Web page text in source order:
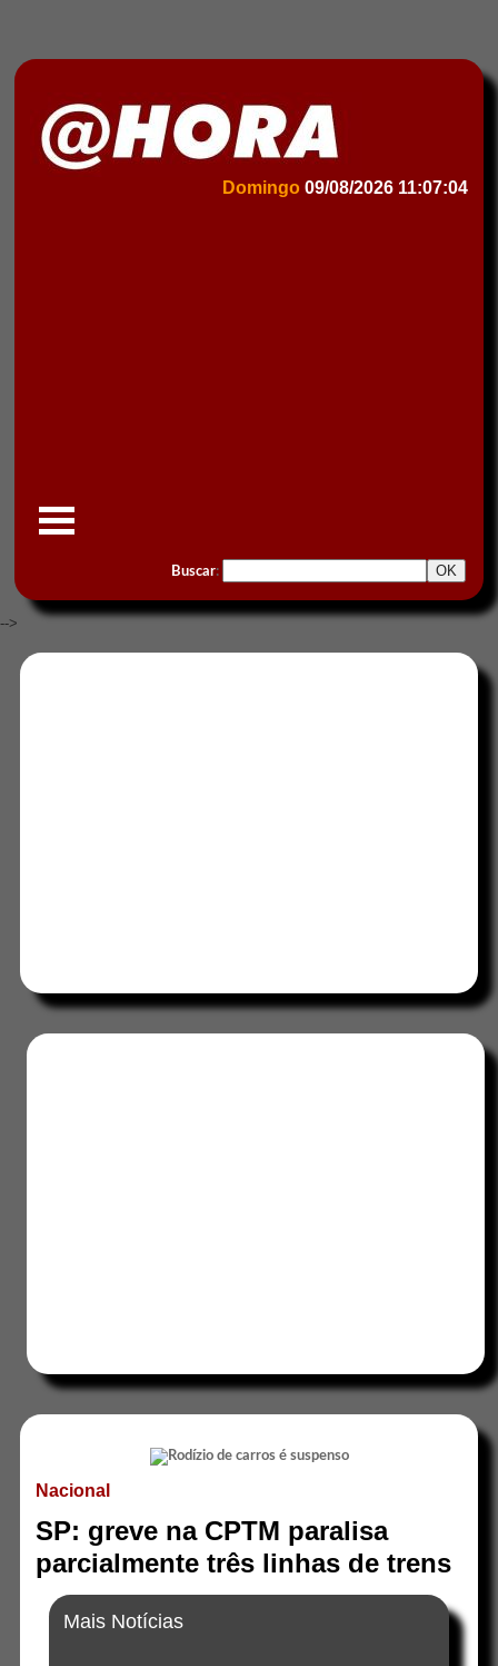
Domingo 09/08/2026 11:07:04
Buscar:
-->
Nacional
SP: greve na CPTM paralisa
parcialmente três linhas de trens
Mais Notícias